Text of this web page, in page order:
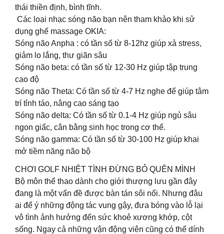
thái thiền định, bình tĩnh.
️ Các loại nhạc sóng não bạn nên tham khảo khi sử
dụng ghế massage OKIA:
Sóng não Anpha : có tần số từ 8-12hz giúp xả stress,
giảm lo lắng, thư giãn sâu
Sóng não beta: có tần số từ 12-30 Hz giúp tập trung
cao độ
Sóng não Theta: Có tần số từ 4-7 Hz nghe để giúp tâm
trí tỉnh táo, nâng cao sáng tạo
Sóng não delta: Có tần số từ 0.1-4 Hz giúp ngủ sâu
ngon giấc, cân bằng sinh học trong cơ thể.
Sóng não gamma: Có tần số từ 30-100 Hz giúp khai
mở tiềm năng não bộ
CHƠI GOLF NHIỆT TÌNH ĐỪNG BỎ QUÊN MÌNH
Bộ môn thể thao dành cho giới thượng lưu gần đây
đang là một vấn đề được bàn tán sôi nổi. Nhưng đâu
ai để ý những động tác vung gậy, đưa bóng vào lỗ lại
vô tình ảnh hưởng đến sức khoẻ xương khớp, cột
sống. Ngay cả những vận động viên cũng có thể dính